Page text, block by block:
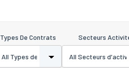
Types De Contrats Secteurs